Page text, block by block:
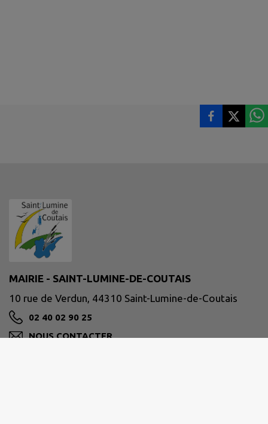
MAIRIE - SAINT-LUMINE-DE-COUTAIS
10 rue de Verdun, 44310 Saint-Lumine-de-Coutais
02 40 02 90 25
NOUS CONTACTER